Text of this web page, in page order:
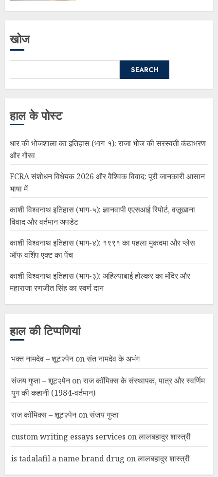
खोज
SEARCH
हाल के पोस्ट
धार की भोजशाला का इतिहास (भाग-१): राजा भोज की सरस्वती कंठाभरण
और गौरव
FCRA संशोधन विधेयक 2026 और वैश्विक विवाद: पूरी जानकारी आसान
भाषा में
काशी विश्वनाथ इतिहास (भाग-५): ज्ञानवापी एएसआई रिपोर्ट, वज़ूखाना
विवाद और वर्तमान अपडेट
काशी विश्वनाथ इतिहास (भाग-४): १९९१ का पहला मुकदमा और प्लेस
ऑफ वर्शिप एक्ट का पेंच
काशी विश्वनाथ इतिहास (भाग-३): अहिल्याबाई होल्कर का मंदिर और
महाराजा रणजीत सिंह का स्वर्ण दान
हाल की टिप्पणियां
भक्त नामदेव – शूट२पेनonसंत नामदेव के अभंग
संजय गुप्ता – शूट२पेनonराज कॉमिक्स के संस्थापक, पात्र और स्वर्णिम
युग की कहानी (1984-वर्तमान)
राज कॉमिक्स – शूट२पेनonसंजय गुप्ता
custom writing essays services onलालबहादुर शास्त्री
is tadalafil a name brand drug onलालबहादुर शास्त्री